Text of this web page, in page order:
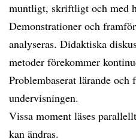
muntligt, skriftligt och med
Demonstrationer och
analyseras. Didaktiska
metoder förekommer
Problembaserat lärande
undervisningen.
Vissa moment läses
kan ändras.